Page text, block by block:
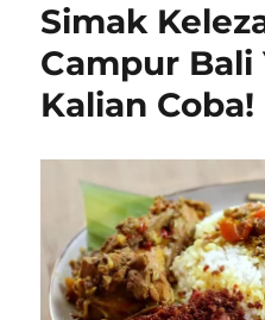
Simak
Campur Bali
Kalian Coba!